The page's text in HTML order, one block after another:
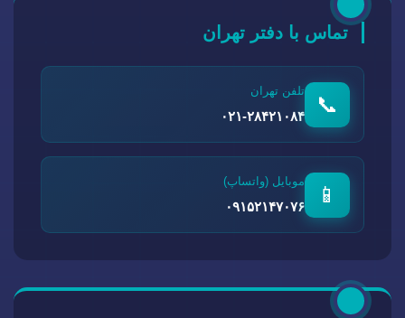
تماس با دفتر تهران
📞
تلفن تهران
۰۲۱-۲۸۴۲۱۰۸۴
📱
موبایل (واتساپ)
۰۹۱۵۲۱۴۷۰۷۶